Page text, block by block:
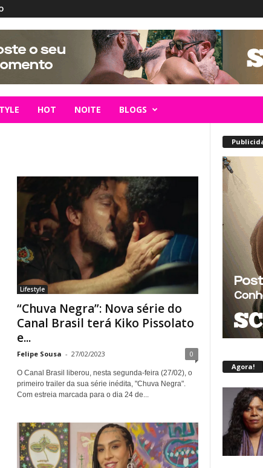
HOT NOITE BLOGS
Lifestyle
“Chuva Negra”: Nova série do
Canal Brasil terá Kiko Pissolato
e...
Felipe Sousa - 27/02/2023 0
O Canal Brasil liberou, nesta segunda-feira (27/02), o
primeiro trailer da sua série inédita, "Chuva Negra".
Com estreia marcada para o dia 24 de...
Agora!